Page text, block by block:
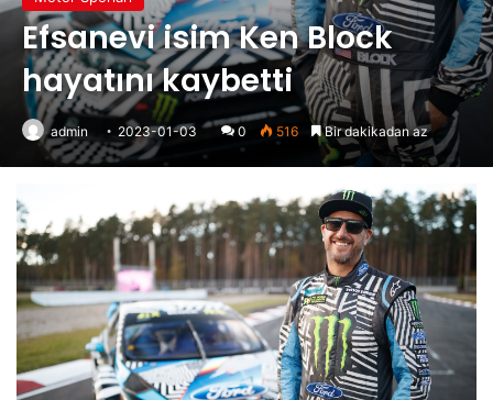
Efsanevi isim Ken Block
hayatını kaybetti
admin 2023-01-03 0 516 Bir dakikadan az